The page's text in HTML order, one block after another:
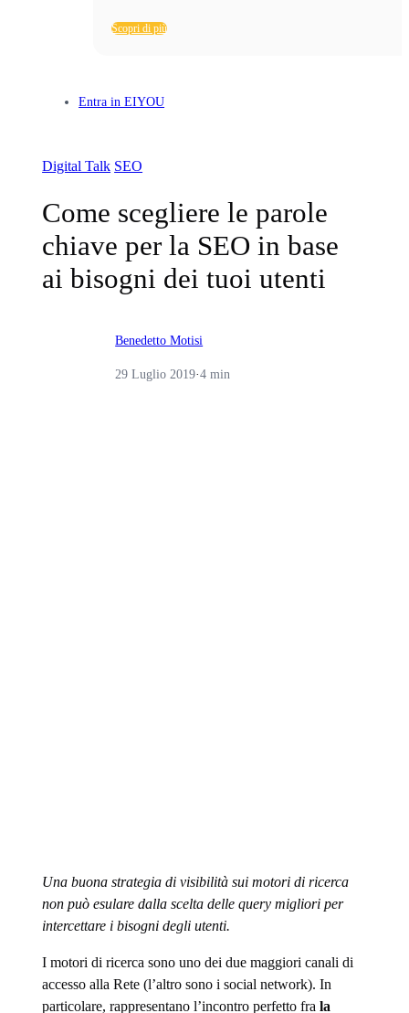
Scopri di più
Entra in EIYOU
Digital Talk SEO
Come scegliere le parole
chiave per la SEO in base
ai bisogni dei tuoi utenti
Benedetto Motisi
29 Luglio 2019·4 min
Una buona strategia di visibilità sui motori di ricerca
non può esulare dalla scelta delle query migliori per
intercettare i bisogni degli utenti.
I motori di ricerca sono uno dei due maggiori canali di
accesso alla Rete (l’altro sono i social network). In
particolare, rappresentano l’incontro perfetto frala